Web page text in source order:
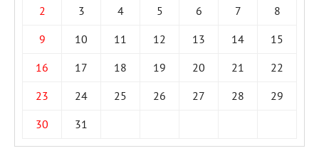
2
3 4 5 6 7
8
9
10 11 12 13 14
15
16
17 18 19 20 21
22
23
24 25 26 27 28
29
30
31